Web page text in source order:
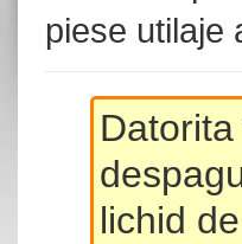
piese utilaje
lichid